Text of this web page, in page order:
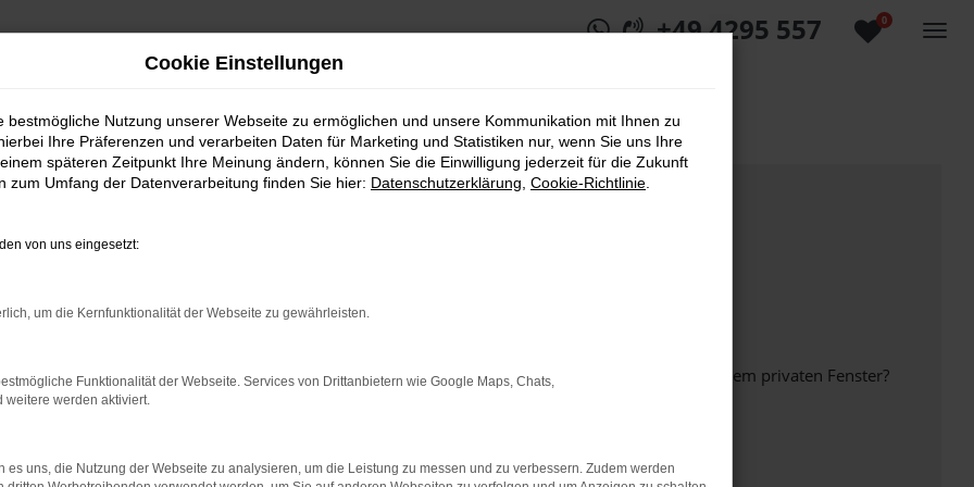
0
+49 4295 557
bestimmter Seiten verhindern. Funktioniert die Seite in einem anderen Browser oder in einem privaten Fenster?
beheben.
auf dem neuesten Stand sind.
Cookie Einstellungen
bestmögliche Nutzung unserer Webseite zu ermöglichen und unsere Kommunikation mit Ihnen zu
Ihre Präferenzen und verarbeiten Daten für Marketing und Statistiken nur, wenn Sie uns Ihre
späteren Zeitpunkt Ihre Meinung ändern, können Sie die Einwilligung jederzeit für die Zukunft
zum Umfang der Datenverarbeitung finden Sie hier: Datenschutzerklärung Cookie-Richtlinie
von uns eingesetzt:
um die Kernfunktionalität der Webseite zu gewährleisten.
Funktionalität der Webseite. Services von Drittanbietern wie Google Maps, Chats,
weitere werden aktiviert.
es uns, die Nutzung der Webseite zu analysieren, um die Leistung zu messen und zu verbessern. Zudem werden